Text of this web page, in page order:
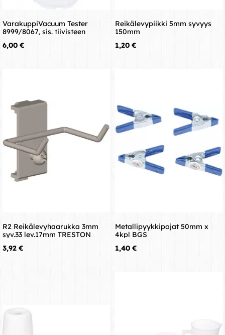
VarakuppiVacuum Tester
8999/8067, sis. tiivisteen
Hinta
6,00 €
Reikälevypiikki 5mm syvyys
150mm
Hinta
1,20 €
R2 Reikälevyhaarukka 3mm
syv.33 lev.17mm TRESTON
Hinta
3,92 €
Metallipyykkipojat 50mm x
4kpl BGS
Hinta
1,40 €